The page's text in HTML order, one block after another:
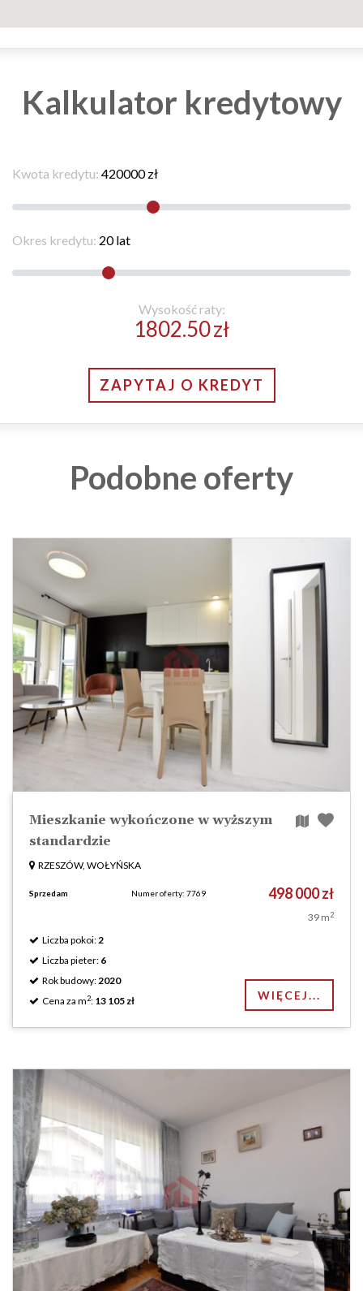
Kalkulator kredytowy
Kwota kredytu: 420000 zł
Okres kredytu: 20 lat
Wysokość raty:
1802.50zł
ZAPYTAJ O KREDYT
Podobne oferty
Mieszkanie wykończone w wyższym
standardzie
RZESZÓW, WOŁYŃSKA
Sprzedam Numer oferty: 7769 498 000 zł
39 m2
Liczba pokoi:2
Liczba pieter: 6
Rok budowy:2020
Cena za m2: 13 105 zł WIĘCEJ...